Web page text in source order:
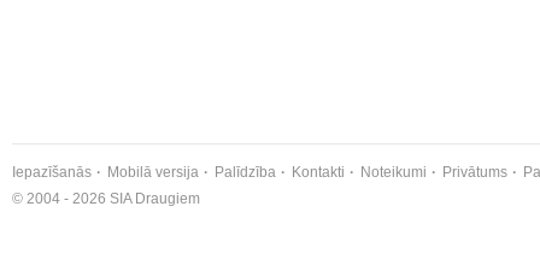
Iepazīšanās Mobilā versija Palīdzība Kontakti Noteikumi Privātums
© 2004 - 2026 SIA Draugiem